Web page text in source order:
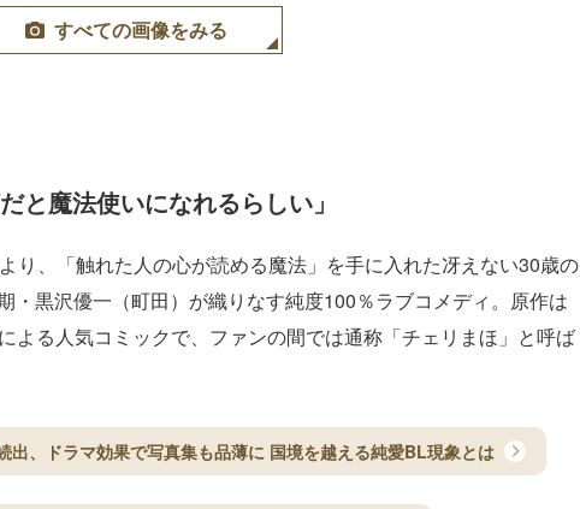
すべての画像をみる
と魔法使いになれるらしい」
り、「触れた人の心が読める魔法」を手に入れた冴えない30歳の
・黒沢優一（町田）が織りなす純度100％ラブコメディ。原作は
よる人気コミックで、ファンの間では通称「チェリまほ」と呼ば
出、ドラマ効果で写真集も品薄に 国境を越える純愛BL現象とは